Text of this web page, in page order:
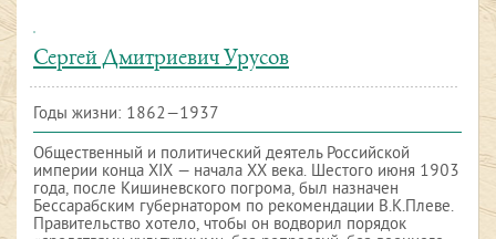
Сергей Дмитриевич Урусов
Годы жизни: 1862—1937
Общественный и политический деятель Российской
империи конца XIX — начала XX века. Шестого июня 1903
года, после Кишиневского погрома, был назначен
Бессарабским губернатором по рекомендации В.К.Плеве.
Правительство хотело, чтобы он водворил порядок